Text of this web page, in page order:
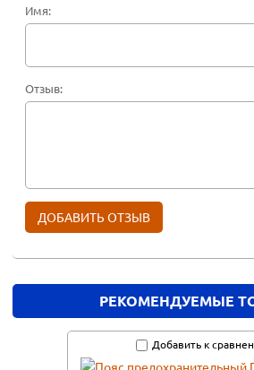
Имя:
Отзыв:
РЕКОМЕНДУЕМЫЕ
Добавить к